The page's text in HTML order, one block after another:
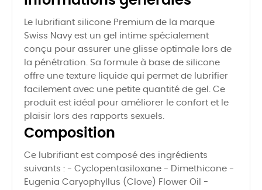
Le lubrifiant silicone Premium de la marque
Swiss Navy est un gel intime spécialement
conçu pour assurer une glisse optimale lors de
la pénétration. Sa formule à base de silicone
offre une texture liquide qui permet de lubrifier
facilement avec une petite quantité de gel. Ce
produit est idéal pour améliorer le confort et le
plaisir lors des rapports sexuels.
Composition
Ce lubrifiant est composé des ingrédients
suivants : - Cyclopentasiloxane - Dimethicone -
Eugenia Caryophyllus (Clove) Flower Oil -